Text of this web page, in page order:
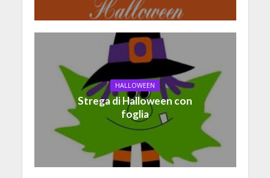
HALLOWEEN
Strega di Halloween con
foglia